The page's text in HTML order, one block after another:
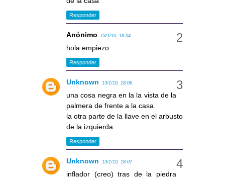
Responder
Anónimo 13/1/10, 18:04
hola empiezo
Responder
Unknown 13/1/10, 18:06
una cosa negra en la la vista de la
palmera de frente a la casa.
la otra parte de la llave en el arbusto
de la izquierda
Responder
Unknown 13/1/10, 18:07
inflador (creo) tras de la piedra